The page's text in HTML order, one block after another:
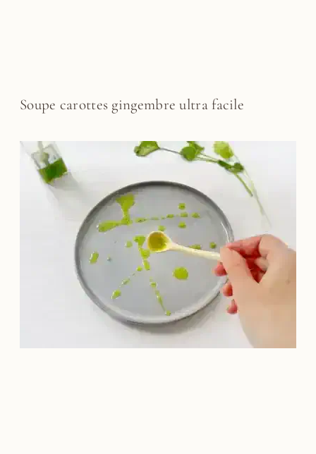
Soupe carottes gingembre ultra facile